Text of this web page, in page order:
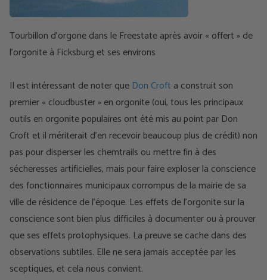
Tourbillon d'orgone dans le Freestate après avoir « offert » de
l'orgonite à Ficksburg et ses environs
Il est intéressant de noter que Don Croft a construit son
premier « cloudbuster » en orgonite (oui, tous les principaux
outils en orgonite populaires ont été mis au point par Don
Croft et il mériterait d’en recevoir beaucoup plus de crédit) non
pas pour disperser les chemtrails ou mettre fin à des
sécheresses artificielles, mais pour faire exploser la conscience
des fonctionnaires municipaux corrompus de la mairie de sa
ville de résidence de l’époque. Les effets de l'orgonite sur la
conscience sont bien plus difficiles à documenter ou à prouver
que ses effets protophysiques. La preuve se cache dans des
observations subtiles. Elle ne sera jamais acceptée par les
sceptiques, et cela nous convient.